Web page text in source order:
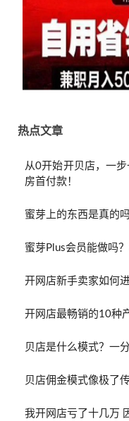
热点文章
从0开始开贝店，一
房首付款！
蜜芽上的东西是真的
蜜芽Plus会员能做吗
开网店新手卖家如何
开网店最畅销的10种
贝店是什么模式？一
贝店佣金模式像极了
我开网店亏了十几万